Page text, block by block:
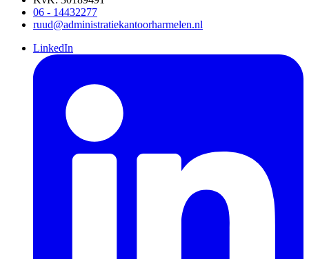
06 - 14432277
ruud@administratiekantoorharmelen.nl
LinkedIn